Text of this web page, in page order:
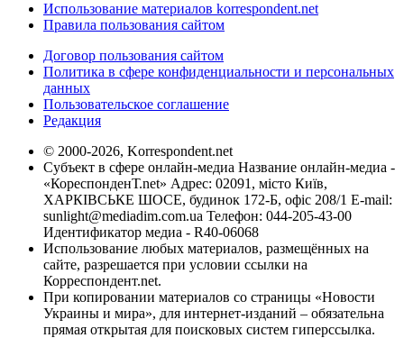
Использование материалов korrespondent.net
Правила пользования сайтом
Договор пользования сайтом
Политика в сфере конфиденциальности и персональных
данных
Пользовательское соглашение
Редакция
© 2000-2026, Korrespondent.net
Субъект в сфере онлайн-медиа Название онлайн-медиа -
«КореспонденТ.net» Адрес: 02091, місто Київ,
ХАРКІВСЬКЕ ШОСЕ, будинок 172-Б, офіс 208/1 E-mail:
sunlight@mediadim.com.ua Телефон: 044-205-43-00
Идентификатор медиа - R40-06068
Использование любых материалов, размещённых на
сайте, разрешается при условии ссылки на
Корреспондент.net.
При копировании материалов со страницы «Новости
Украины и мира», для интернет-изданий – обязательна
прямая открытая для поисковых систем гиперссылка.